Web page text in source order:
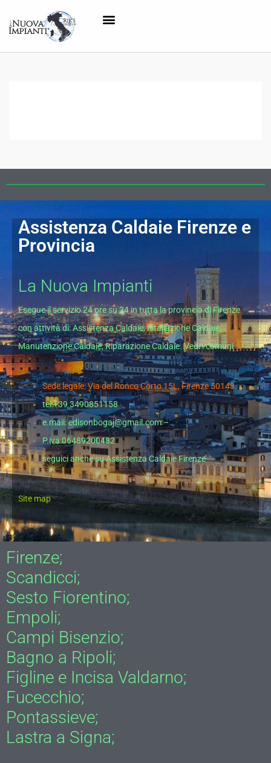
Assistenza Caldaie Firenze e
Provincia
La Nuova Impianti
Esegue il servizio 24 ore su 24 in tutta la provincia di Firenze
con attività di: Assistenza Caldaie, Istallazione Caldaie,
Manutenzione Caldaie, Riparazione Caldaie. Vedi i comuni
Sede legale: Via del Ronco Corto 15L, Firenze 50143
tel:+39 3490851158
e.mail: edisonbogaj@gmail.com –
P.iva 06489200482
seguici anche suAssistenza Caldaie Firenze
Site map
Firenze;
Scandicci;
Sesto Fiorentino;
Empoli;
Campi Bisenzio;
Bagno a Ripoli;
Figline e Incisa Valdarno;
Fucecchio;
Pontassieve;
Lastra a Signa;